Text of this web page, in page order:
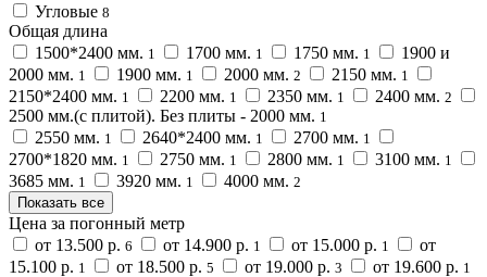
Угловые 8
Общая длина
1500*2400 мм. 1 1700 мм. 1 1750 мм. 1
1900 и
2000 мм. 1 1900 мм. 1 2000 мм. 2 2150 мм. 1
2150*2400 мм. 1 2200 мм. 1 2350 мм. 1 2400 мм. 2
2500 мм.(с плитой). Без плиты - 2000 мм. 1
2550 мм. 1 2640*2400 мм. 1 2700 мм. 1
2700*1820 мм. 1 2750 мм. 1 2800 мм. 1 3100 мм. 1
3685 мм. 1 3920 мм. 1 4000 мм. 2
Показать все
Цена за погонный метр
от 13.500 р. 6 от 14.900 р. 1 от 15.000 р. 1
от
15.100 р. 1 от 18.500 р. 5 от 19.000 р. 3 от 19.600 р. 1